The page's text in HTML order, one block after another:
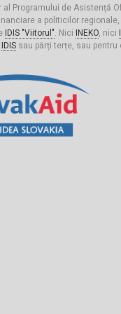
Programului de Asistență
a politicilor
IDIS "Viitorul". Nici INEKO, nici
IDISsau părți terțe, sau pentru